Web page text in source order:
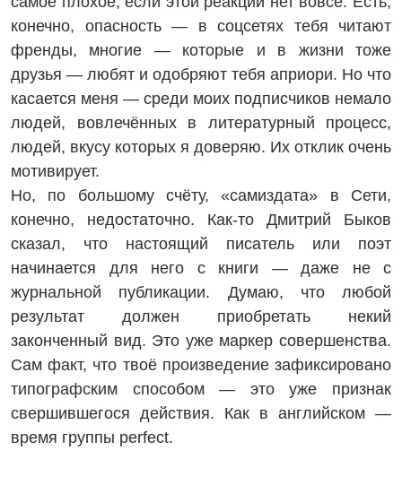
конечно, опасность — в соцсетях тебя читают
френды, многие — которые и в жизни тоже
друзья — любят и одобряют тебя априори. Но что
касается меня — среди моих подписчиков немало
людей, вовлечённых в литературный процесс,
людей, вкусу которых я доверяю. Их отклик очень
мотивирует.
Но, по большому счёту, «самиз­дата» в Сети,
конечно, недостаточно. Как-то Дмитрий Быков
сказал, что настоящий писатель или поэт
начинается для него с книги — даже не с
журнальной публикации. Думаю, что любой
результат должен приобретать некий
законченный вид. Это уже маркер совершенства.
Сам факт, что твоё произведение ­зафиксировано
типографским способом — это уже признак
свершившегося действия. Как в английском —
время группы perfect.